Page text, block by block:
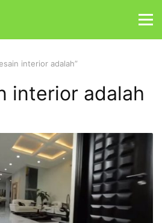
interior adalah”
interior adalah